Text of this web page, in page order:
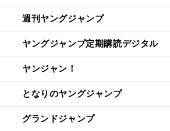
週刊ヤングジャンプ
ヤングジャンプ定期購読デジタル
ヤンジャン！
となりのヤングジャンプ
グランドジャンプ